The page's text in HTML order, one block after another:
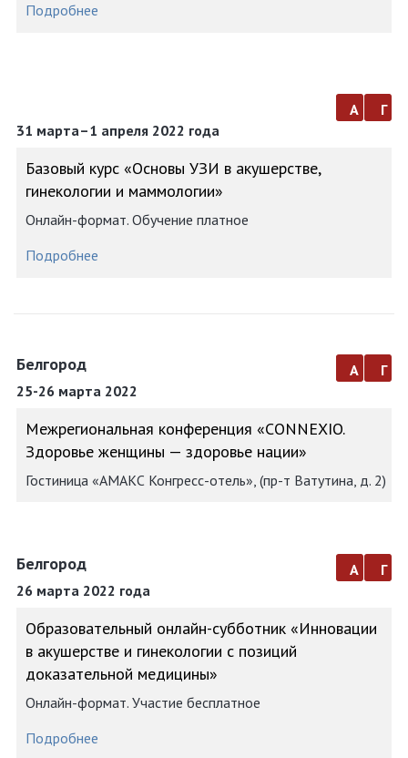
Подробнее
31 марта–1 апреля 2022 года
а г
Базовый курс «Основы УЗИ в акушерстве,
гинекологии и маммологии»
Онлайн-формат. Обучение платное
Подробнее
Белгород
25-26 марта 2022
а г
Межрегиональная конференция «CONNEXIO.
Здоровье женщины — здоровье нации»
Гостиница «АМАКС Конгресс-отель», (пр-т Ватутина, д. 2)
Белгород
26 марта 2022 года
а г
Образовательный онлайн-субботник «Инновации
в акушерстве и гинекологии с позиций
доказательной медицины»
Онлайн-формат. Участие бесплатное
Подробнее